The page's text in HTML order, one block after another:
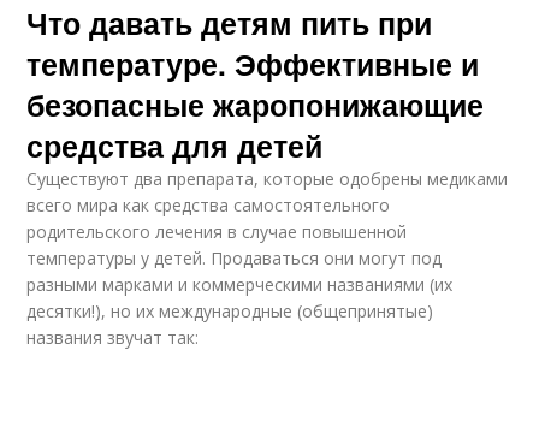
Что давать детям пить при
температуре. Эффективные и
безопасные жаропонижающие
средства для детей
Существуют два препарата, которые одобрены медиками
всего мира как средства самостоятельного
родительского лечения в случае повышенной
температуры у детей. Продаваться они могут под
разными марками и коммерческими названиями (их
десятки!), но их международные (общепринятые)
названия звучат так: